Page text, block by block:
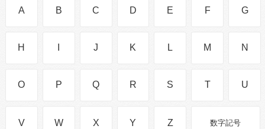
A B C D E F G
H J K L M N
O P Q R S T U
V W X Y Z 数字記号